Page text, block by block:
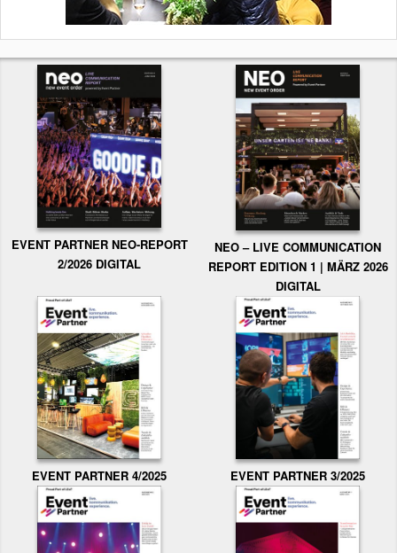
EVENT PARTNER NEO-REPORT
2/2026 DIGITAL
NEO – LIVE COMMUNICATION
REPORT EDITION 1 | MÄRZ 2026
DIGITAL
EVENT PARTNER 4/2025 EVENT PARTNER 3/2025